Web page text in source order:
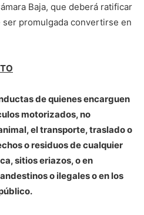
Baja, que deberá ratificar
promulgada convertirse en
de quienes encarguen
motorizados, no
el transporte, traslado o
o residuos de cualquier
sitios eriazos, o en
o ilegales o en los